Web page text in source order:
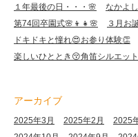
１年最後の日・・・🌸
なかよ
第74回卒園式🌸👦👧🌸
３月お
ドキドキと憧れ😍お参り体験👏
楽しいひととき😚角笛シルエッ
アーカイブ
2025年3月 2025年2月 2025